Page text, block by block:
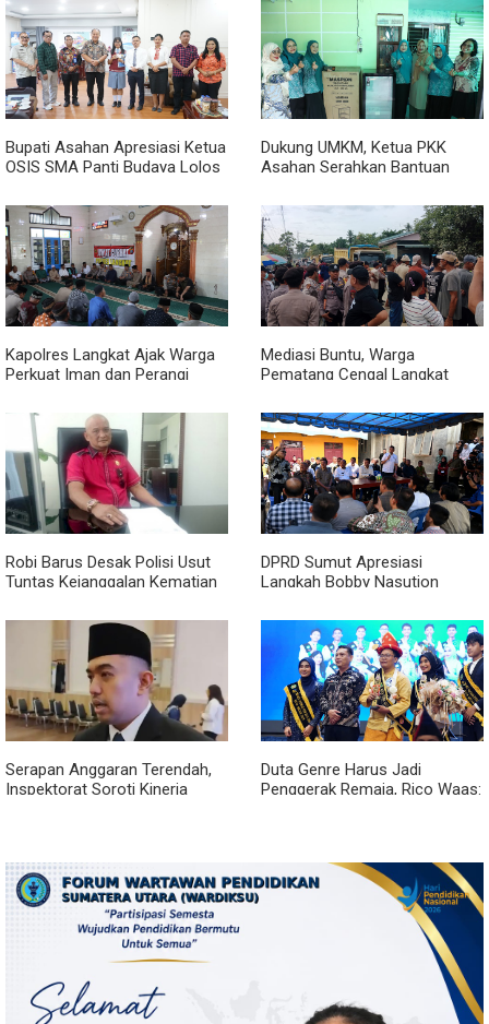
Bupati Asahan Apresiasi Ketua
OSIS SMA Panti Budaya Lolos
Nasional
Dukung UMKM, Ketua PKK
Asahan Serahkan Bantuan
Sentang
Kapolres Langkat Ajak Warga
Perkuat Iman dan Perangi
Curhat
Mediasi Buntu, Warga
Pematang Cengal Langkat
Robi Barus Desak Polisi Usut
Tuntas Kejanggalan Kematian
Minta Otopsi Ulang
DPRD Sumut Apresiasi
Langkah Bobby Nasution
Dinilai Percepat Pembangunan
Serapan Anggaran Terendah,
Inspektorat Soroti Kinerja
Duta Genre Harus Jadi
Penggerak Remaja, Rico Waas: